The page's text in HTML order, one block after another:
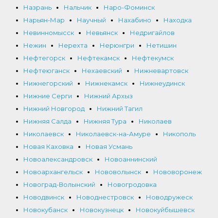
Назрань Нальчик
Наро-Фоминск
Нарьян-Мар
Научный Нахабино
Находка
Невинномысск
Невьянск
Недригайлов
Нежин
Нерехта Нерюнгри
Нетишин
Нефтегорск
Нефтекамск
Нефтекумск
Нефтеюганск
Нехаевский
Нижневартовск
Нижнегорский
Нижнекамск
Нижнеудинск
Нижние Серги
Нижний Архыз
Нижний Новгород
Нижний Тагил
Нижняя Салда
Нижняя Тура
Николаев
Николаевск
Николаевск-на-Амуре
Никополь
Новая Каховка
Новая Усмань
Новоалександровск
Новоаннинский
Новоархангельск
Нововолынск
Нововоронеж
Новоград-Волынский
Новогродовка
Новодвинск
Новоднестровск
Новодружеск
Новокубанск
Новокузнецк Новокуйбышевск